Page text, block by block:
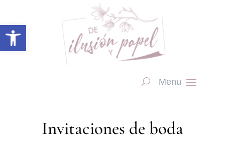
Abrir barra de herramientas
Invitaciones de boda